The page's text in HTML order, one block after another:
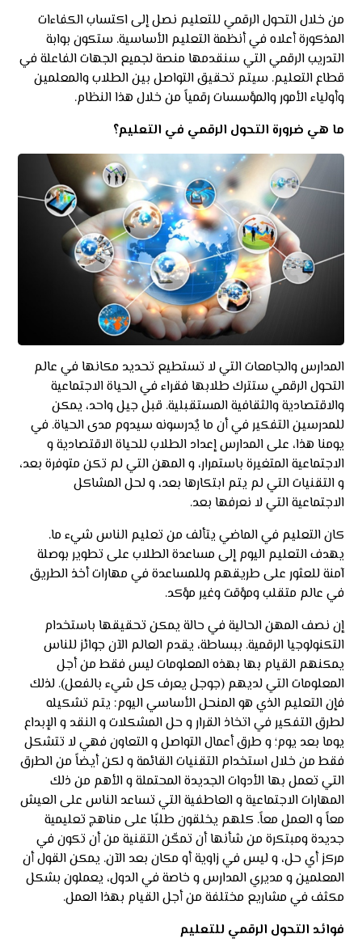
من خلال التحول الرقمي للتعليم نصل إلى اكتساب الكفاءات
المذكورة أعلاه في أنظمة التعليم الأساسية. ستكون بوابة
التدريب الرقمي التي سنقدمها منصة لجميع الجهات الفاعلة في
قطاع التعليم. سيتم تحقيق التواصل بين الطلاب والمعلمين
وأولياء الأمور والمؤسسات رقمياً من خلال هذا النظام.
ما هي ضرورة التحول الرقمي في التعليم؟
المدارس والجامعات التي لا تستطيع تحديد مكانها في عالم
التحول الرقمي ستترك طلابها فقراء في الحياة الاجتماعية
والاقتصادية والثقافية المستقبلية. قبل جيل واحد، يمكن
للمدرسين التفكير في أن ما يٌدرسونه سيدوم مدى الحياة. في
يومنا هذا، على المدارس إعداد الطلاب للحياة الاقتصادية و
الاجتماعية المتغيرة باستمرار، و المهن التي لم تكن متوفرة بعد،
و التقنيات التي لم يتم ابتكارها بعد، و لحل المشاكل
الاجتماعية التي لا نعرفها بعد.
كان التعليم في الماضي يتألف من تعليم الناس شيء ما.
يهدف التعليم اليوم إلى مساعدة الطلاب على تطوير بوصلة
آمنة للعثور على طريقهم وللمساعدة في مهارات أخذ الطريق
في عالم متقلب ومؤقت وغير مؤكد.
إن نصف المهن الحالية في حالة يمكن تحقيقها باستخدام
التكنولوجيا الرقمية. ببساطة، يقدم العالم الآن جوائز للناس
يمكنهم القيام بها بهذه المعلومات ليس فقط من أجل
المعلومات التي لديهم (جوجل يعرف كل شيء بالفعل). لذلك
فإن التعليم الذي هو المنحل الأساسي اليوم: يتم تشكيله
لطرق التفكير في اتخاذ القرار و حل المشكلات و النقد و الإبداع
يوما بعد يوم؛ و طرق أعمال التواصل و التعاون فهي لا تتشكل
فقط من خلال استخدام التقنيات القائمة و لكن أيضاً من الطرق
التي تعمل بها الأدوات الجديدة المحتملة و الأهم من ذلك
المهارات الاجتماعية و العاطفية التي تساعد الناس على العيش
معاً و العمل معاً. كلهم يخلقون طلبًا على مناهج تعليمية
جديدة ومبتكرة من شأنها أن تمكّن التقنية من أن تكون في
مركز أي حل، و ليس في زاوية أو مكان بعد الآن. يمكن القول أن
المعلمين و مديري المدارس و خاصة في الدول، يعملون بشكل
مكثف في مشاريع مختلفة من أجل القيام بهذا العمل.
فوائد التحول الرقمي للتعليم